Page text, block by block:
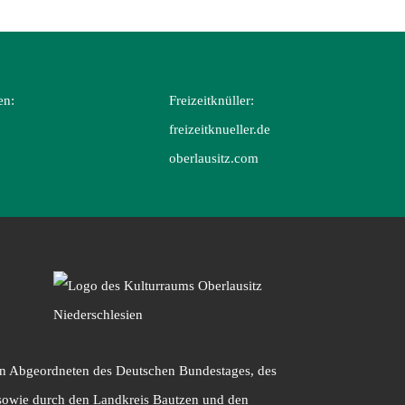
Freizeitknüller:
freizeitknueller.de
oberlausitz.com
des Deutschen Bundestages, des
durch den Landkreis Bautzen und den